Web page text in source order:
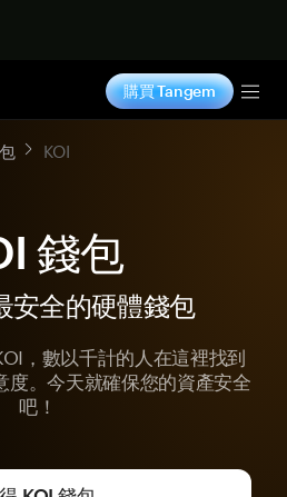
購買 Tangem
KOI
錢包
安全的硬體錢包
，數以千計的人在這裡找到
度。今天就確保您的資產安全
吧！